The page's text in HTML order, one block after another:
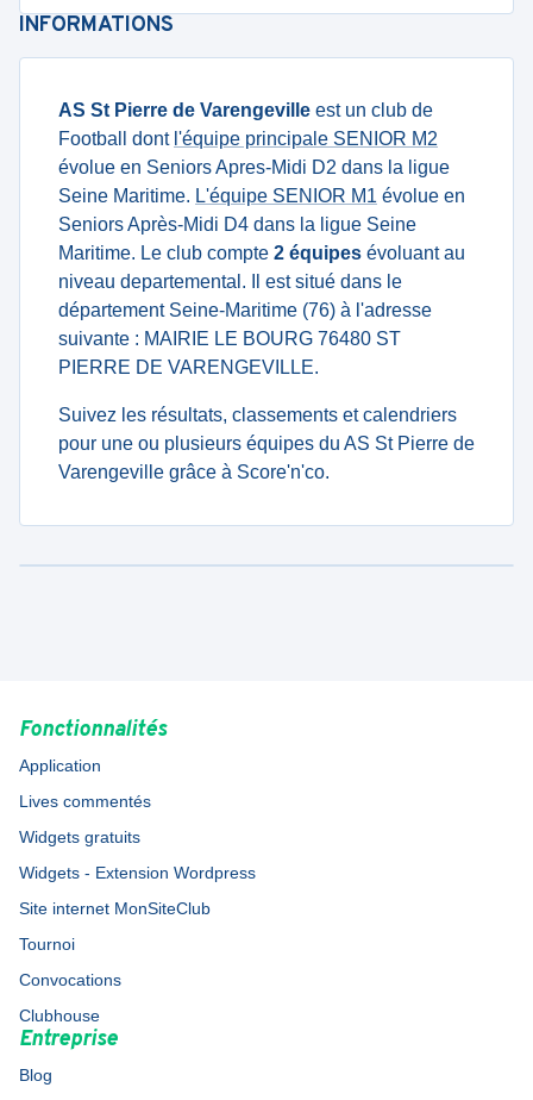
INFORMATIONS
AS St Pierre de Varengeville est un club de
Football dont l'équipe principale SENIOR M2
évolue en Seniors Apres-Midi D2 dans la ligue
Seine Maritime. L'équipe SENIOR M1 évolue en
Seniors Après-Midi D4 dans la ligue Seine
Maritime. Le club compte 2 équipes évoluant au
niveau departemental. Il est situé dans le
département Seine-Maritime (76) à l'adresse
suivante : MAIRIE LE BOURG 76480 ST
PIERRE DE VARENGEVILLE.
Suivez les résultats, classements et calendriers
pour une ou plusieurs équipes du AS St Pierre de
Varengeville grâce à Score'n'co.
Fonctionnalités
Application
Lives commentés
Widgets gratuits
Widgets - Extension Wordpress
Site internet MonSiteClub
Tournoi
Convocations
Clubhouse
Entreprise
Blog